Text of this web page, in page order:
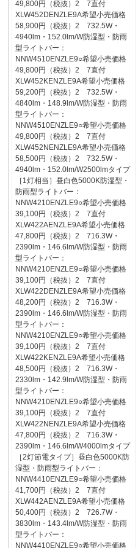
49,800円（税抜）2 7直付
XLW452DENZLE9A希望小売価格
58,900円（税抜）2 732.5W・
4940lm・152.0lm/W防湿型・防雨
型ライトバー：
NNW4510ENZLE9○希望小売価格
49,800円（税抜）2 7直付
XLW452KENZLE9A希望小売価格
59,200円（税抜）2 732.5W・
4840lm・148.9lm/W防湿型・防雨
型ライトバー：
NNW4510ENZLE9○希望小売価格
49,800円（税抜）2 7直付
XLW452NENZLE9A希望小売価格
58,500円（税抜）2 732.5W・
4940lm・152.0lm/W2500lmタイプ
［1灯相当］昼白色5000K防湿型・
防雨型ライトバー：
NNW4210ENZLE9○希望小売価格
39,100円（税抜）2 7直付
XLW422AENZLE9A希望小売価格
47,800円（税抜）2 716.3W・
2390lm・146.6lm/W防湿型・防雨
型ライトバー：
NNW4210ENZLE9○希望小売価格
39,100円（税抜）2 7直付
XLW422DENZLE9A希望小売価格
48,200円（税抜）2 716.3W・
2390lm・146.6lm/W防湿型・防雨
型ライトバー：
NNW4210ENZLE9○希望小売価格
39,100円（税抜）2 7直付
XLW422KENZLE9A希望小売価格
48,500円（税抜）2 716.3W・
2330lm・142.9lm/W防湿型・防雨
型ライトバー：
NNW4210ENZLE9○希望小売価格
39,100円（税抜）2 7直付
XLW422NENZLE9A希望小売価格
47,800円（税抜）2 716.3W・
2390lm・146.6lm/W4000lmタイプ
［2灯節電タイプ］昼白色5000K防
湿型・防雨型ライトバー：
NNW4410ENZLE9○希望小売価格
41,700円（税抜）2 7直付
XLW442AENZLE9A希望小売価格
50,400円（税抜）2 726.7W・
3830lm・143.4lm/W防湿型・防雨
型ライトバー：
NNW4410ENZLE9○希望小売価格